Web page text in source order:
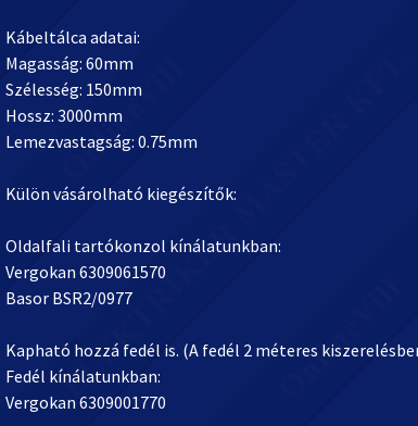
Kábeltálca adatai:
Magasság: 60mm
Szélesség: 150mm
Hossz: 3000mm
Lemezvastagság: 0.75mm
Külön vásárolható kiegészítők:
Oldalfali tartókonzol kínálatunkban:
Vergokan 6309061570
Basor BSR2/0977
Kapható hozzá fedél is. (A fedél 2 méteres
Fedél kínálatunkban:
Vergokan 6309001770